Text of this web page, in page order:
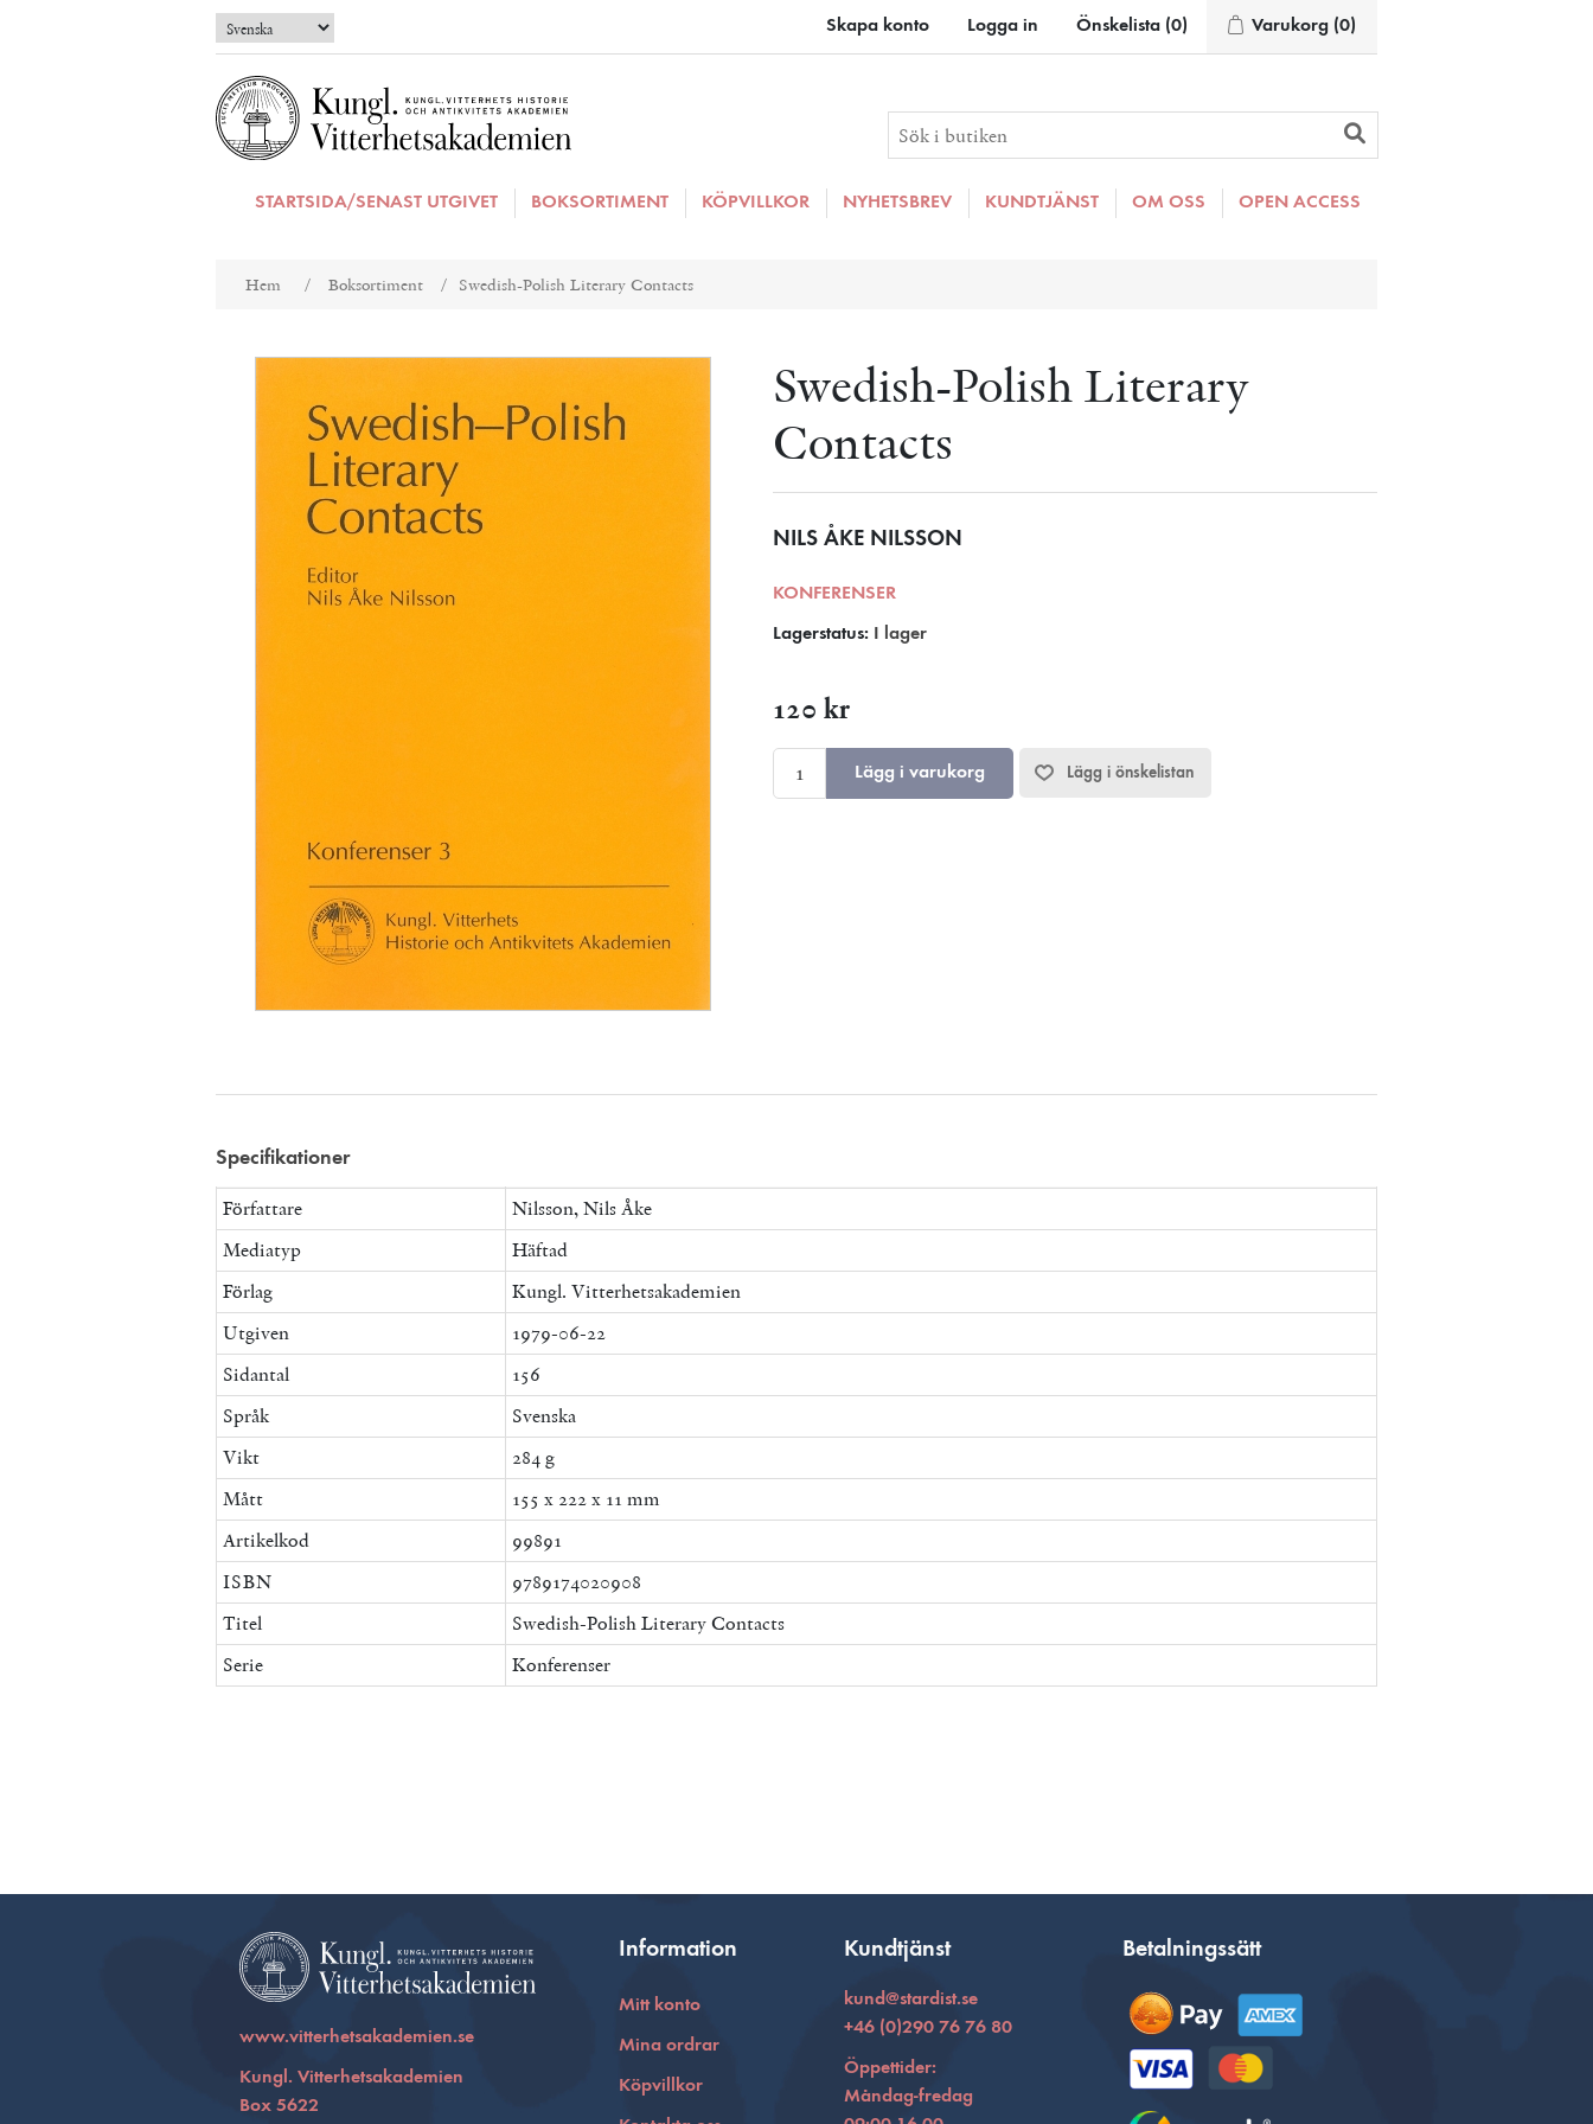
Skapa konto Logga in Önskelista (0) Varukorg (0)
STARTSIDA/SENAST UTGIVET BOKSORTIMENT KÖPVILLKOR NYHETSBREV KUNDTJÄNST OM OSS OPEN ACCESS
Hem / Boksortiment / Swedish-Polish Literary Contacts
Swedish-Polish Literary
Contacts
NILS ÅKE NILSSON
KONFERENSER
Lagerstatus: I lager
120 kr
Lägg i varukorg Lägg i önskelistan
Specifikationer
Författare
Nilsson, Nils Åke
Mediatyp
Häftad
Förlag
Kungl. Vitterhetsakademien
Utgiven
1979-06-22
Sidantal
156
Språk
Svenska
Vikt
284 g
Mått
155 x 222 x 11 mm
Artikelkod
99891
ISBN
9789174020908
Titel
Swedish-Polish Literary Contacts
Serie
Konferenser
www.vitterhetsakademien.se
Kungl. Vitterhetsakademien
Box 5622
Information
Mitt konto
Mina ordrar
Köpvillkor
Kundtjänst
kund@stardist.se
+46 (0)290 76 76 80
Öppettider:
Måndag-fredag
Betalningssätt